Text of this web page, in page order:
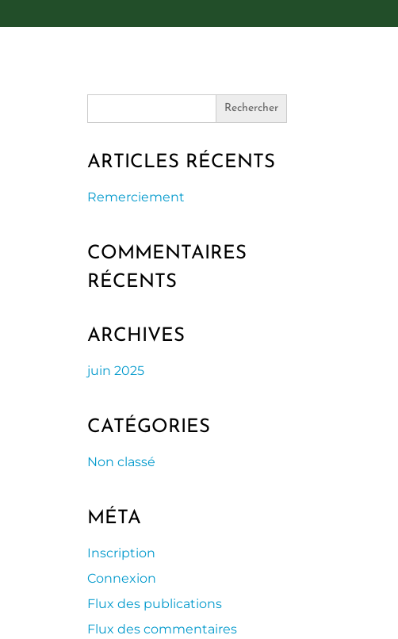
Search
ARTICLES RÉCENTS
Remerciement
COMMENTAIRES
RÉCENTS
ARCHIVES
juin 2025
CATÉGORIES
Non classé
MÉTA
Inscription
Connexion
Flux des publications
Flux des commentaires